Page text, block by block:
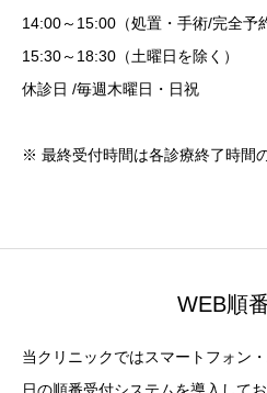
14:00～15:00（処置・手術/完全予
15:30～18:30（土曜日を除く）
休診日 /毎週木曜日・日祝
※ 最終受付時間は各診療終了時間
WEB順
当クリニックではスマートフォン
日の順番受付システムを導入して